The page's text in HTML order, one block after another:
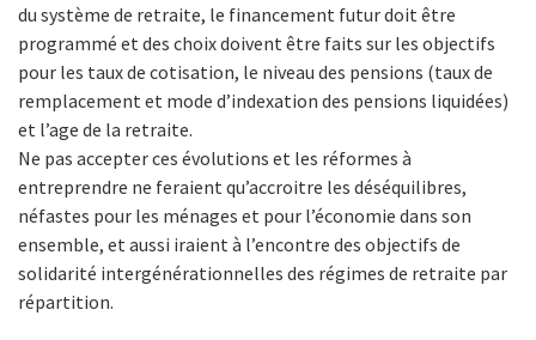
du système de retraite, le financement futur doit être
programmé et des choix doivent être faits sur les objectifs
pour les taux de cotisation, le niveau des pensions (taux de
remplacement et mode d’indexation des pensions liquidées)
et l’age de la retraite.
Ne pas accepter ces évolutions et les réformes à
entreprendre ne feraient qu’accroitre les déséquilibres,
néfastes pour les ménages et pour l’économie dans son
ensemble, et aussi iraient à l’encontre des objectifs de
solidarité intergénérationnelles des régimes de retraite par
répartition.